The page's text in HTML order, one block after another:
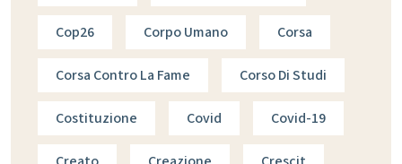
Cop26 Corpo Umano Corsa
Corsa Contro La Fame Corso Di Studi
Costituzione Covid Covid-19